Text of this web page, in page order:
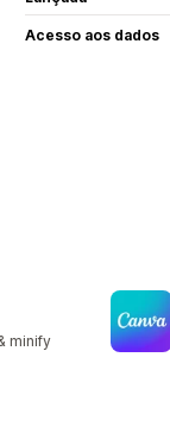
Acesso aos dados
minify